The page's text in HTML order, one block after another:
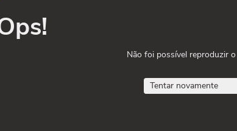
Não foi possível reproduzir
Tentar novamente